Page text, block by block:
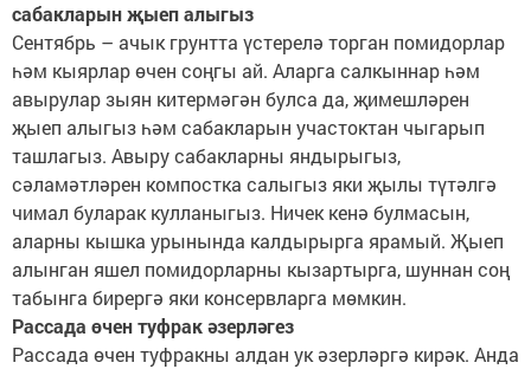
сабакларын җыеп алыгыз
Сентябрь – ачык грунтта үстерелә торган помидорлар
һәм кыярлар өчен соңгы ай. Аларга салкыннар һәм
авырулар зыян китермәгән булса да, җимешләрен
җыеп алыгыз һәм сабакларын участоктан чыгарып
ташлагыз. Авыру сабакларны яндырыгыз,
сәламәтләрен компостка салыгыз яки җылы түтәлгә
чимал буларак кулланыгыз. Ничек кенә булмасын,
аларны кышка урынында калдырырга ярамый. Җыеп
алынган яшел помидорларны кызартырга, шуннан соң
табынга бирергә яки консервларга мөмкин.
Рассада өчен туфрак әзерләгез
Рассада өчен туфракны алдан ук әзерләргә кирәк. Анда